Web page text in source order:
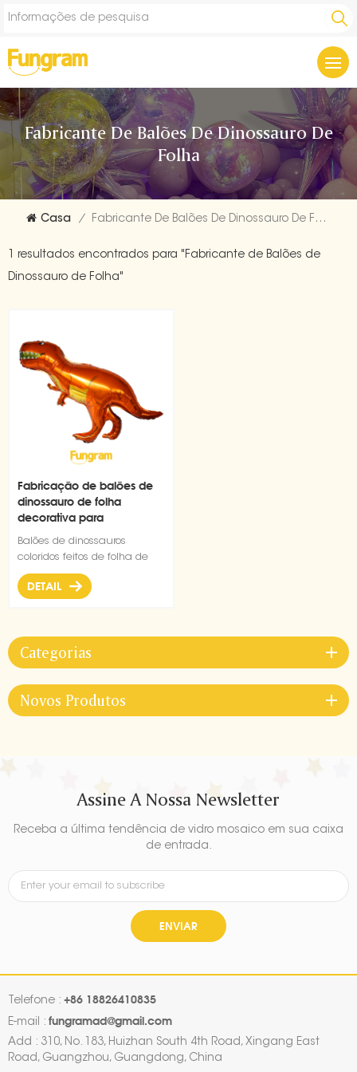
Fabricante De Balões De Dinossauro De
Folha
Casa / Fabricante De Balões De Dinossauro De Folha
1 resultados encontrados para "Fabricante de Balões de
Dinossauro de Folha"
Fabricação de balões de
dinossauro de folha
decorativa para
Balões de dinossauros
coloridos feitos de folha de
nível A de boa qualidade são
adequados para várias
DETAIL
Categorias
Novos Produtos
Assine A Nossa Newsletter
Receba a última tendência de vidro mosaico em sua caixa
de entrada.
ENVIAR
Telefone : +86 18826410835
E-mail : fungramad@gmail.com
Add : 310, No. 183, Huizhan South 4th Road, Xingang East
Road, Guangzhou, Guangdong, China